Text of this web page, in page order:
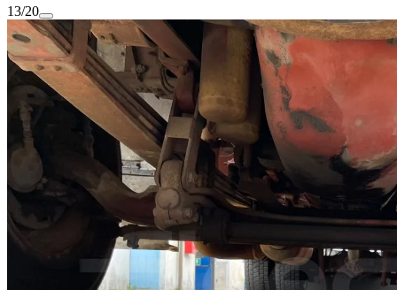
13/20